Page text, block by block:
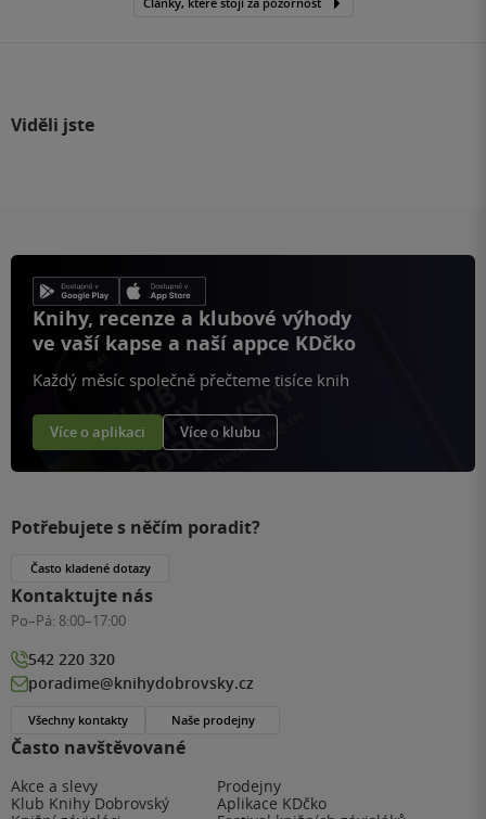
Viděli jste
Knihy, recenze a klubové výhody
ve vaší kapse a naší appce KDčko
Každý měsíc společně přečteme tisíce knih
Více o aplikaci Více o klubu
Často navštěvované
Akce a slevy
Prodejny
Klub Knihy Dobrovský
Aplikace KDčko
Potřebujete s něčím poradit?
Často kladené dotazy
Kontaktujte nás
Po–Pá: 8:00–17:00
542 220 320
poradime@knihydobrovsky.cz
Všechny kontakty Naše prodejny